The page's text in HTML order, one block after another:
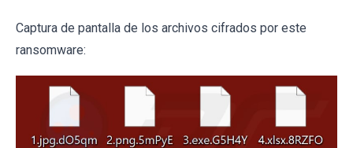
Captura de pantalla de los archivos cifrados por este
ransomware: